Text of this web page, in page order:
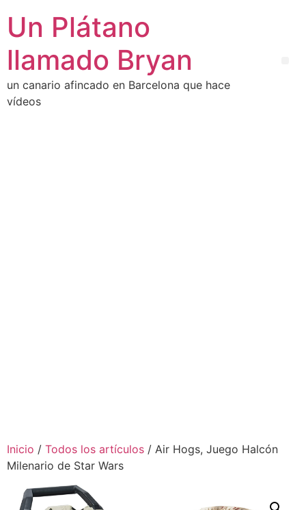
Un Plátano
llamado Bryan
un canario afincado en Barcelona que hace
vídeos
Inicio / Todos los artículos / Air Hogs, Juego Halcón
Milenario de Star Wars